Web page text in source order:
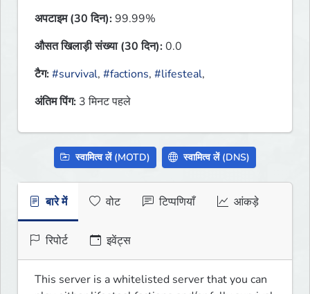
अपटाइम (30 दिन):99.99%
औसत खिलाड़ी संख्या (30 दिन):0.0
टैग:#survival, #factions, #lifesteal,
अंतिम पिंग: 3 मिनट पहले
स्वामित्व लें (MOTD) स्वामित्व लें (DNS)
बारे में वोट टिप्पणियाँ आंकड़े
रिपोर्ट इवेंट्स
This server is a whitelisted server that you can